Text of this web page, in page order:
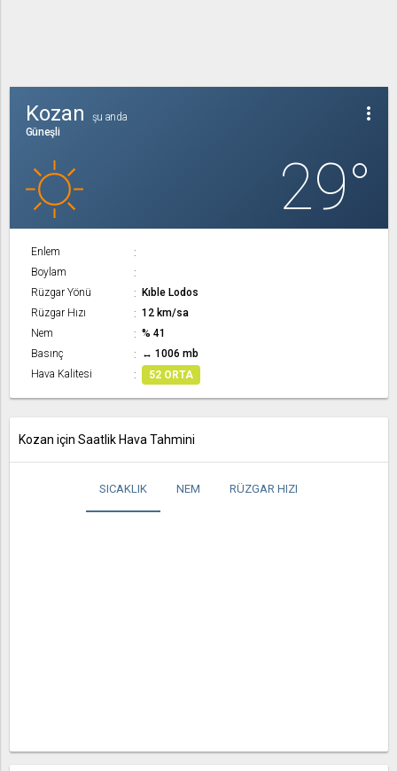
more_vert
Kozan
şu anda
Güneşli
29°
Enlem
Boylam
Rüzgar Yönü
Kıble Lodos
Rüzgar Hızı
12 km/sa
Nem
% 41
Basınç
↔ 1006 mb
Hava Kalitesi
52 ORTA
Kozan için Saatlik Hava Tahmini
SICAKLIK NEM RÜZGAR HIZI